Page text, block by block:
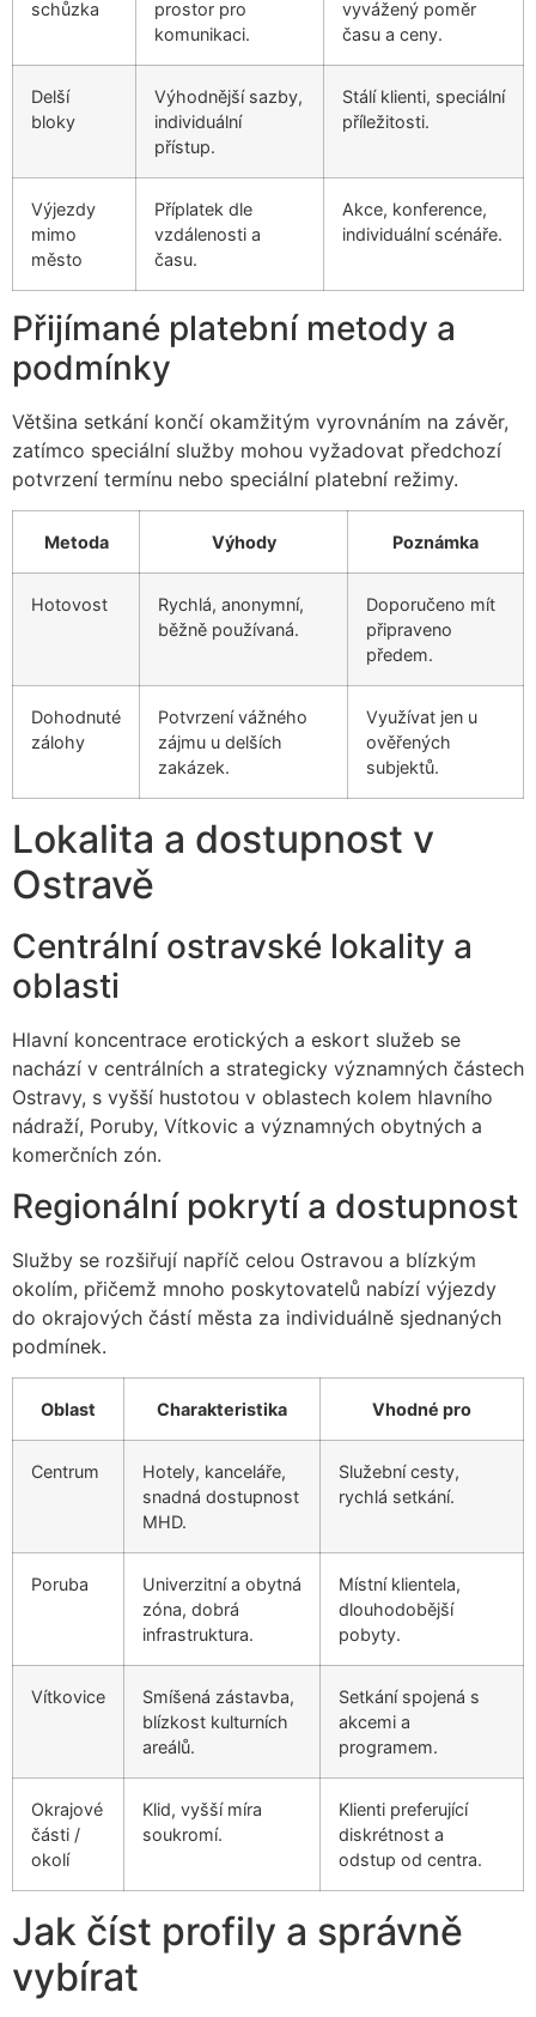
schůzka
prostor pro
komunikaci.
vyvážený poměr
času a ceny.
Delší
bloky
Výhodnější sazby,
individuální
přístup.
Stálí klienti, speciální
příležitosti.
Výjezdy
mimo
město
Příplatek dle
vzdálenosti a
času.
Akce, konference,
individuální scénáře.
Přijímané platební metody a
podmínky
Většina setkání končí okamžitým vyrovnáním na závěr,
zatímco speciální služby mohou vyžadovat předchozí
potvrzení termínu nebo speciální platební režimy.
Metoda Výhody Poznámka
Hotovost
Rychlá, anonymní,
běžně používaná.
Doporučeno mít
připraveno
předem.
Dohodnuté
zálohy
Potvrzení vážného
zájmu u delších
zakázek.
Využívat jen u
ověřených
subjektů.
Lokalita a dostupnost v
Ostravě
Centrální ostravské lokality a
oblasti
Hlavní koncentrace erotických a eskort služeb se
nachází v centrálních a strategicky významných částech
Ostravy, s vyšší hustotou v oblastech kolem hlavního
nádraží, Poruby, Vítkovic a významných obytných a
komerčních zón.
Regionální pokrytí a dostupnost
Služby se rozšiřují napříč celou Ostravou a blízkým
okolím, přičemž mnoho poskytovatelů nabízí výjezdy
do okrajových částí města za individuálně sjednaných
podmínek.
Oblast Charakteristika Vhodné pro
Centrum
Hotely, kanceláře,
snadná dostupnost
MHD.
Služební cesty,
rychlá setkání.
Poruba
Univerzitní a obytná
zóna, dobrá
infrastruktura.
Místní klientela,
dlouhodobější
pobyty.
Vítkovice
Smíšená zástavba,
blízkost kulturních
areálů.
Setkání spojená s
akcemi a
programem.
Okrajové
části /
okolí
Klid, vyšší míra
soukromí.
Klienti preferující
diskrétnost a
odstup od centra.
Jak číst profily a správně
vybírat